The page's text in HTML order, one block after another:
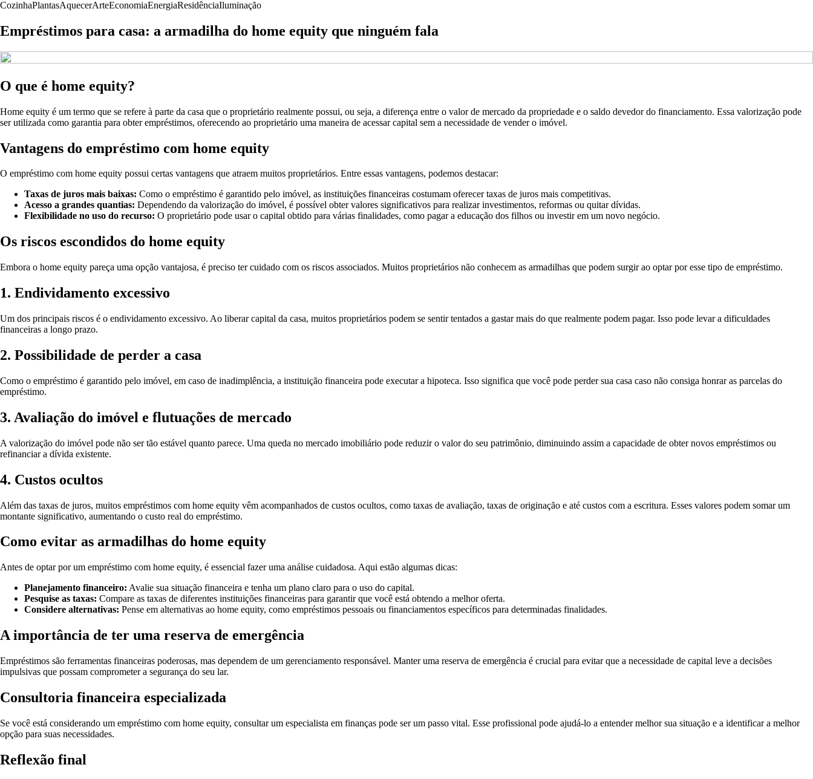
CozinhaPlantasAquecerArteEconomiaEnergiaResidênciaIluminação
Empréstimos para casa: a armadilha do home equity que ninguém fala
O que é home equity?
Home equity é um termo que se refere à parte da casa que o proprietário realmente possui, ou seja, a diferença entre o valor de mercado da propriedade e o saldo devedor do financiamento. Essa valorização pode
ser utilizada como garantia para obter empréstimos, oferecendo ao proprietário uma maneira de acessar capital sem a necessidade de vender o imóvel.
Vantagens do empréstimo com home equity
O empréstimo com home equity possui certas vantagens que atraem muitos proprietários. Entre essas vantagens, podemos destacar:
Taxas de juros mais baixas: Como o empréstimo é garantido pelo imóvel, as instituições financeiras costumam oferecer taxas de juros mais competitivas.
Acesso a grandes quantias: Dependendo da valorização do imóvel, é possível obter valores significativos para realizar investimentos, reformas ou quitar dívidas.
Flexibilidade no uso do recurso: O proprietário pode usar o capital obtido para várias finalidades, como pagar a educação dos filhos ou investir em um novo negócio.
Os riscos escondidos do home equity
Embora o home equity pareça uma opção vantajosa, é preciso ter cuidado com os riscos associados. Muitos proprietários não conhecem as armadilhas que podem surgir ao optar por esse tipo de empréstimo.
1. Endividamento excessivo
Um dos principais riscos é o endividamento excessivo. Ao liberar capital da casa, muitos proprietários podem se sentir tentados a gastar mais do que realmente podem pagar. Isso pode levar a dificuldades
financeiras a longo prazo.
2. Possibilidade de perder a casa
Como o empréstimo é garantido pelo imóvel, em caso de inadimplência, a instituição financeira pode executar a hipoteca. Isso significa que você pode perder sua casa caso não consiga honrar as parcelas do
empréstimo.
3. Avaliação do imóvel e flutuações de mercado
A valorização do imóvel pode não ser tão estável quanto parece. Uma queda no mercado imobiliário pode reduzir o valor do seu patrimônio, diminuindo assim a capacidade de obter novos empréstimos ou
refinanciar a dívida existente.
4. Custos ocultos
Além das taxas de juros, muitos empréstimos com home equity vêm acompanhados de custos ocultos, como taxas de avaliação, taxas de originação e até custos com a escritura. Esses valores podem somar um
montante significativo, aumentando o custo real do empréstimo.
Como evitar as armadilhas do home equity
Antes de optar por um empréstimo com home equity, é essencial fazer uma análise cuidadosa. Aqui estão algumas dicas:
Planejamento financeiro: Avalie sua situação financeira e tenha um plano claro para o uso do capital.
Pesquise as taxas: Compare as taxas de diferentes instituições financeiras para garantir que você está obtendo a melhor oferta.
Considere alternativas: Pense em alternativas ao home equity, como empréstimos pessoais ou financiamentos específicos para determinadas finalidades.
A importância de ter uma reserva de emergência
Empréstimos são ferramentas financeiras poderosas, mas dependem de um gerenciamento responsável. Manter uma reserva de emergência é crucial para evitar que a necessidade de capital leve a decisões
impulsivas que possam comprometer a segurança do seu lar.
Consultoria financeira especializada
Se você está considerando um empréstimo com home equity, consultar um especialista em finanças pode ser um passo vital. Esse profissional pode ajudá-lo a entender melhor sua situação e a identificar a melhor
opção para suas necessidades.
Reflexão final